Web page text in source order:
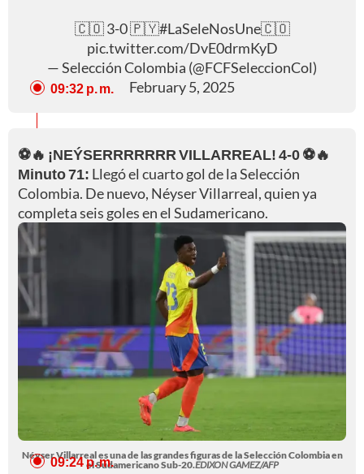
🇨🇴 3-0 🇵🇾#LaSeleNosUne🇨🇴
pic.twitter.com/DvE0drmKyD
— Selección Colombia (@FCFSeleccionCol)
February 5, 2025
09:32 p. m.
⚽🔥 ¡NEÝSERRRRRRR VILLARREAL! 4-0 ⚽🔥
Minuto 71: Llegó el cuarto gol de la Selección
Colombia. De nuevo, Néyser Villarreal, quien ya
completa seis goles en el Sudamericano.
Néyser Villarreal es una de las grandes figuras de la Selección Colombia en
el Sudamericano Sub-20.EDIXON GAMEZ/AFP
09:24 p. m.